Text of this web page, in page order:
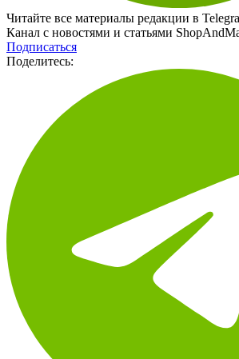
Читайте все материалы редакции в
Канал с новостями и статьями
Подписаться
Поделитесь: